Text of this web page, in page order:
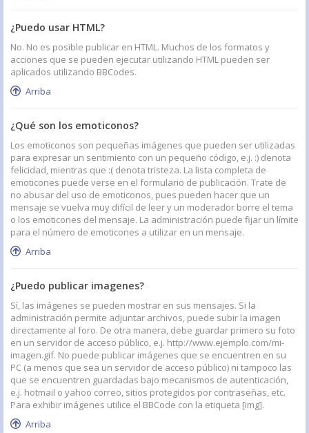
¿Puedo usar HTML?
No. No es posible publicar en HTML. Muchos de los formatos y
acciones que se pueden ejecutar utilizando HTML pueden ser
aplicados utilizando BBCodes.
Arriba
¿Qué son los emoticonos?
Los emoticonos son pequeñas imágenes que pueden ser utilizadas
para expresar un sentimiento con un pequeño código, e.j. :) denota
felicidad, mientras que :( denota tristeza. La lista completa de
emoticones puede verse en el formulario de publicación. Trate de
no abusar del uso de emoticonos, pues pueden hacer que un
mensaje se vuelva muy difícil de leer y un moderador borre el tema
o los emoticones del mensaje. La administración puede fijar un límite
para el número de emoticones a utilizar en un mensaje.
Arriba
¿Puedo publicar imagenes?
Sí, las imágenes se pueden mostrar en sus mensajes. Si la
administración permite adjuntar archivos, puede subir la imagen
directamente al foro. De otra manera, debe guardar primero su foto
en un servidor de acceso público, e.j. http://www.ejemplo.com/mi-
imagen.gif. No puede publicar imágenes que se encuentren en su
PC (a menos que sea un servidor de acceso público) ni tampoco las
que se encuentren guardadas bajo mecanismos de autenticación,
e.j. hotmail o yahoo correo, sitios protegidos por contraseñas, etc.
Para exhibir imágenes utilice el BBCode con la etiqueta [img].
Arriba